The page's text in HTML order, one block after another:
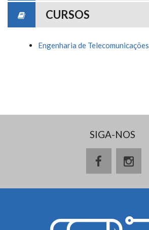
CURSOS
Engenharia de Telecomunicações
SIGA-NOS